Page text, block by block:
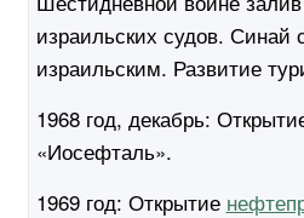
израильских судов. Синай
израильским. Развитие
1968 год, декабрь:
«Иосефталь».
1969 год: Открытие